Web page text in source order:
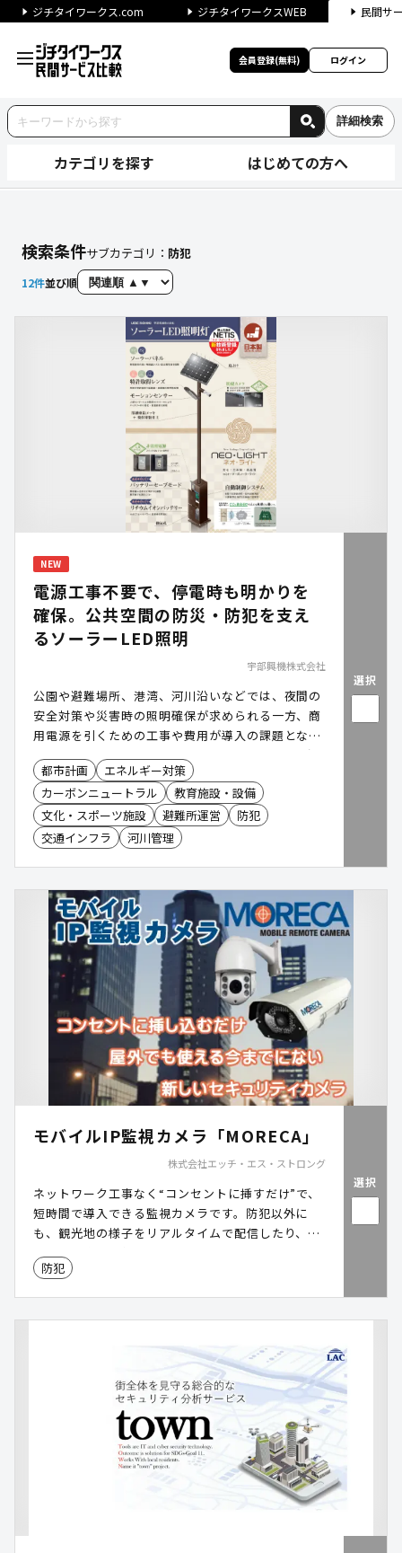
ジチタイワークス.com ジチタイワークスWEB 民間サ
会員登録(無料) ログイン
詳細検索
カテゴリを探す はじめての方へ
検索条件サブカテゴリ： 防犯
12件並び順
NEW
電源工事不要で、停電時も明かりを
確保。公共空間の防災・防犯を支え
るソーラーLED照明
宇部興機株式会社
公園や避難場所、港湾、河川沿いなどでは、夜間の
安全対策や災害時の照明確保が求められる一方、商
用電源を引くための工事や費用が導入の課題となり
ます。「NEO・LIGHT(ネオ・ライト)」は、太陽光
で発電したものを蓄電し、電源工事不要で設置でき
る独立型ソーラーLED照明です。平常時の防犯・安
全対策に加え、停電時・災害時にも照明を確保。防
犯カメラや非常用電源などのオプションも追加で
き、設置場所や用途に合わせた公共空間の整備を支
援します。NETIS取得済み。
都市計画
エネルギー対策
カーボンニュートラル
教育施設・設備
文化・スポーツ施設
避難所運営
防犯
交通インフラ
河川管理
選択
モバイルIP監視カメラ「MORECA」
株式会社エッチ・エス・ストロング
ネットワーク工事なく“コンセントに挿すだけ”で、
短時間で導入できる監視カメラです。防犯以外に
も、観光地の様子をリアルタイムで配信したり、悪
天候や災害時の状況を住民に発信したりと、幅広く
活用できます。
防犯
選択